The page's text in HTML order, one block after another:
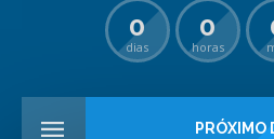
0
dias
0
horas
PRÓXIMO